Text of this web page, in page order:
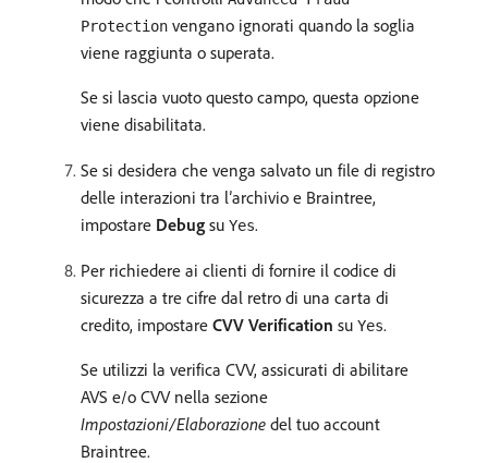
Protection vengano ignorati quando la soglia
viene raggiunta o superata.
Se si lascia vuoto questo campo, questa opzione
viene disabilitata.
Se si desidera che venga salvato un file di registro
delle interazioni tra l’archivio e Braintree,
impostare Debug su Yes.
Per richiedere ai clienti di fornire il codice di
sicurezza a tre cifre dal retro di una carta di
credito, impostare CVV Verification su Yes.
Se utilizzi la verifica CVV, assicurati di abilitare
AVS e/o CVV nella sezione
Impostazioni/Elaborazione del tuo account
Braintree.